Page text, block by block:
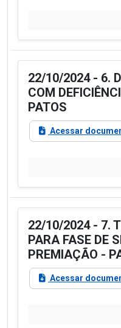
22/10/2024 - 6.
COM
PATOS
Acessar
22/10/2024 - 7.
PARA FASE DE
PREMIAÇÃO -
Acessar